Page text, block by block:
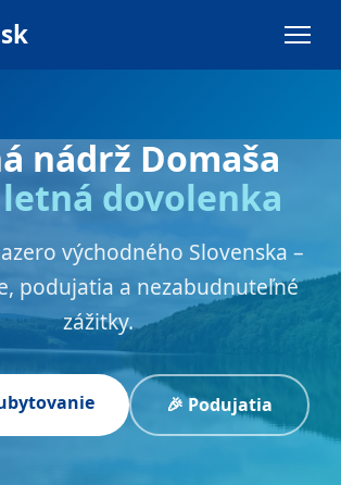
nádrž Domaša
letná dovolenka
východného Slovenska –
podujatia a nezabudnuteľné
zážitky.
🎉 Podujatia